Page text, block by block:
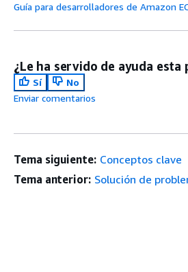
Guía para desarrolladores de Amazon
¿Le ha servido de ayuda esta
Sí
No
Enviar comentarios
Tema siguiente: Conceptos clave
Tema anterior: Solución de